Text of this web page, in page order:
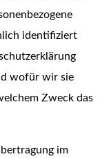
identifiziert
wofür wir sie
Zweck das
im